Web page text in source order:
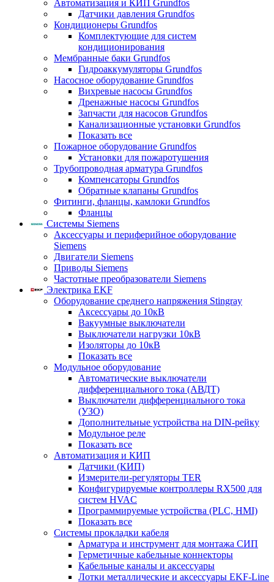
Автоматизация и КИП Grundfos
Датчики давления Grundfos
Кондиционеры Grundfos
Комплектующие для систем
кондиционирования
Мембранные баки Grundfos
Гидроаккумуляторы Grundfos
Насосное оборудование Grundfos
Вихревые насосы Grundfos
Дренажные насосы Grundfos
Запчасти для насосов Grundfos
Канализационные установки Grundfos
Показать все
Пожарное оборудование Grundfos
Установки для пожаротушения
Трубопроводная арматура Grundfos
Компенсаторы Grundfos
Обратные клапаны Grundfos
Фитинги, фланцы, камлоки Grundfos
Фланцы
Системы Siemens
Аксессуары и периферийное оборудование
Siemens
Двигатели Siemens
Приводы Siemens
Частотные преобразователи Siemens
Электрика EKF
Оборудование среднего напряжения Stingray
Аксессуары до 10кВ
Вакуумные выключатели
Выключатели нагрузки 10кВ
Изоляторы до 10кВ
Показать все
Модульное оборудование
Автоматические выключатели
дифференциального тока (АВДТ)
Выключатели дифференциального тока
(УЗО)
Дополнительные устройства на DIN-рейку
Модульное реле
Показать все
Автоматизация и КИП
Датчики (КИП)
Измерители-регуляторы TER
Конфигурируемые контроллеры RX500 для
систем HVAC
Программируемые устройства (PLC, HMI)
Показать все
Системы прокладки кабеля
Арматура и инструмент для монтажа СИП
Герметичные кабельные коннекторы
Кабельные каналы и аксессуары
Лотки металлические и аксессуары EKF-Line